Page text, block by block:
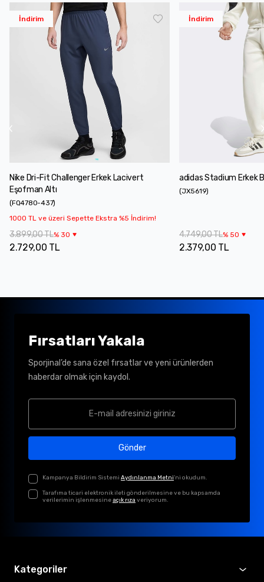
İndirim
Nike Dri-Fit Challenger Erkek Lacivert
Eşofman Altı
(FQ4780-437)
1000 TL ve üzeri Sepette Ekstra %5 İndirim!
3.899,00 TL% 30
2.729,00 TL
İndirim
adidas Stadium Erkek
(JX5619)
4.749,00 TL% 50
2.379,00 TL
Fırsatları Yakala
Sporjinal’de sana özel fırsatlar ve yeni ürünlerden
haberdar olmak için kaydol.
Gönder
Kampanya Bildirim Sistemi Aydınlanma Metni'ni okudum.
Tarafıma ticari elektronik ileti gönderilmesine ve bu kapsamda
verilerimin işlenmesineaçık rıza veriyorum.
Kategoriler